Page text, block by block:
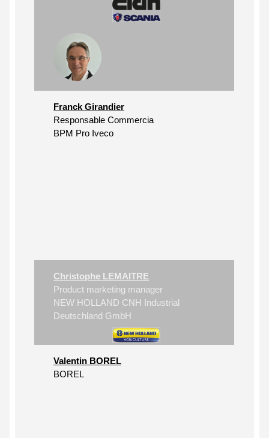
Franck Girandier
Responsable Commercia
BPM Pro Iveco
Christophe LEMAITRE
Product marketing manager
NEW HOLLAND CNH Industrial
Deutschland GmbH
Valentin BOREL
BOREL